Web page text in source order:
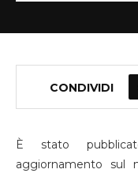
CONDIVIDI
È stato
aggiornamento sul